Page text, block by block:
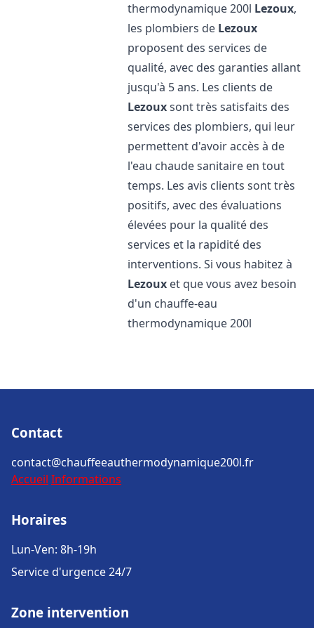
thermodynamique 200l Lezoux,
les plombiers de Lezoux
proposent des services de
qualité, avec des garanties allant
jusqu'à 5 ans. Les clients de
Lezouxsont très satisfaits des
services des plombiers, qui leur
permettent d'avoir accès à de
l'eau chaude sanitaire en tout
temps. Les avis clients sont très
positifs, avec des évaluations
élevées pour la qualité des
services et la rapidité des
interventions. Si vous habitez à
Lezoux et que vous avez besoin
d'un chauffe-eau
thermodynamique 200l
Contact
contact@chauffeeauthermodynamique200l.fr
Accueil Informations
Horaires
Lun-Ven: 8h-19h
Service d'urgence 24/7
Zone intervention